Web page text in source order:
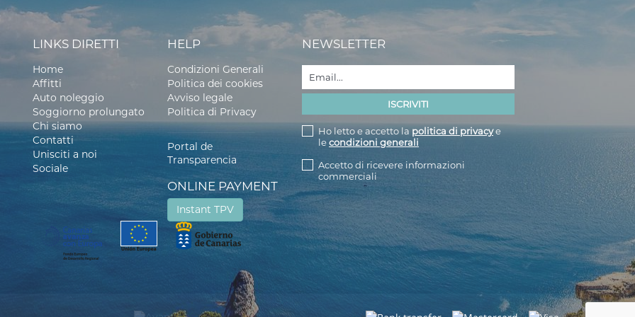
LINKS DIRETTI
Home
Affitti
Auto noleggio
Soggiorno prolungato
Chi siamo
Contatti
Unisciti a noi
Sociale
HELP
Condizioni Generali
Politica dei cookies
Avviso legale
Politica di Privacy
Portal de
Transparencia
ONLINE PAYMENT
Instant TPV
NEWSLETTER
Ho letto e accetto la politica di privacye
lecondizioni generali
Accetto di ricevere informazioni
commerciali